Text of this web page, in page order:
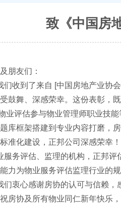
致《中国房
朋友们：
们收到了来自 [中 国房地产业协
鼓舞、深感荣幸。这份表彰，
评估参与物业管理师职业技能
库框架搭建到专业内容打磨，
准化建设，正邦公司深感荣幸！
务评估、监理的机构，正邦评
力为物业服务评估监理行业的规
衷心感谢房协的认可与信赖，
房协及所有物业同仁新年快乐，